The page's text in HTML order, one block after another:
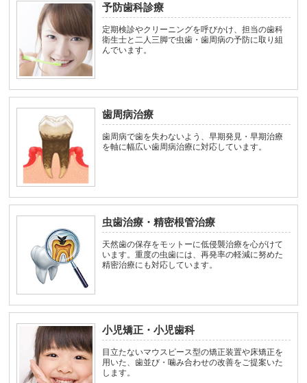
予防歯科診療
定期検診やクリーニングを呼びかけ、担当の歯科
衛生士と二人三脚で虫歯・歯周病の予防に取り組
んでいます。
歯周病治療
歯周病で歯を失わないよう、早期発見・早期治療
を軸に幅広い歯周病治療に対応しています。
虫歯治療・精密根管治療
天然歯の保存をモットーに低侵襲治療を心がけて
います。重度の虫歯には、再発率の軽減に努めた
精密治療にも対応しています。
小児矯正・小児歯科
目立たないマウスピース型の矯正装置や床矯正を
用いた、歯並び・噛み合わせの改善をご提案いた
します。